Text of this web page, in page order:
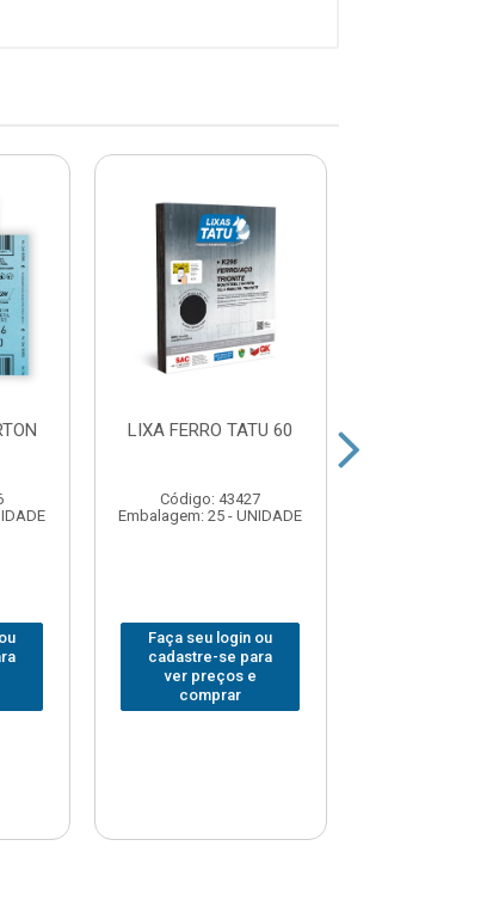
LIXA FERRO TATU 60
Código: 43427
Embalagem: 25 - UNIDADE
Faça seu login ou
cadastre-se para
ver preços e
comprar